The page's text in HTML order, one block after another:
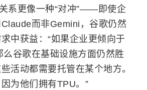
系更像一种“对冲”——即使企
而非Gemini，谷歌仍然
中获益：“如果企业更倾向于
谷歌在基础设施方面仍然胜
活动都需要托管在某个地方。
为他们拥有TPU。”